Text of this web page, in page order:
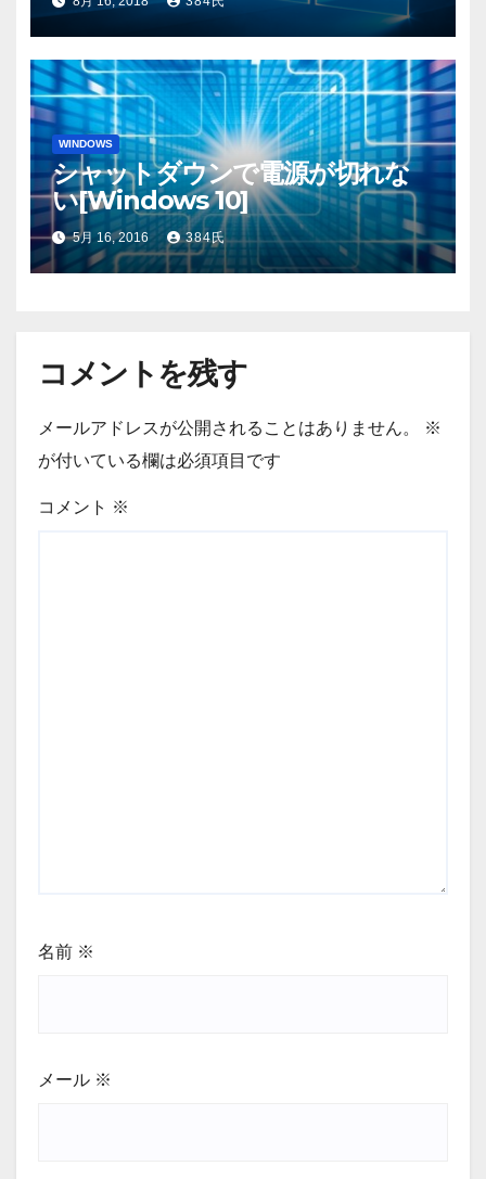
WINDOWS
シャットダウンで電源が切れな
い[Windows 10]
5月 16, 2016 384氏
コメントを残す
メールアドレスが公開されることはありません。
※
が付いている欄は必須項目です
コメント ※
名前 ※
メール ※